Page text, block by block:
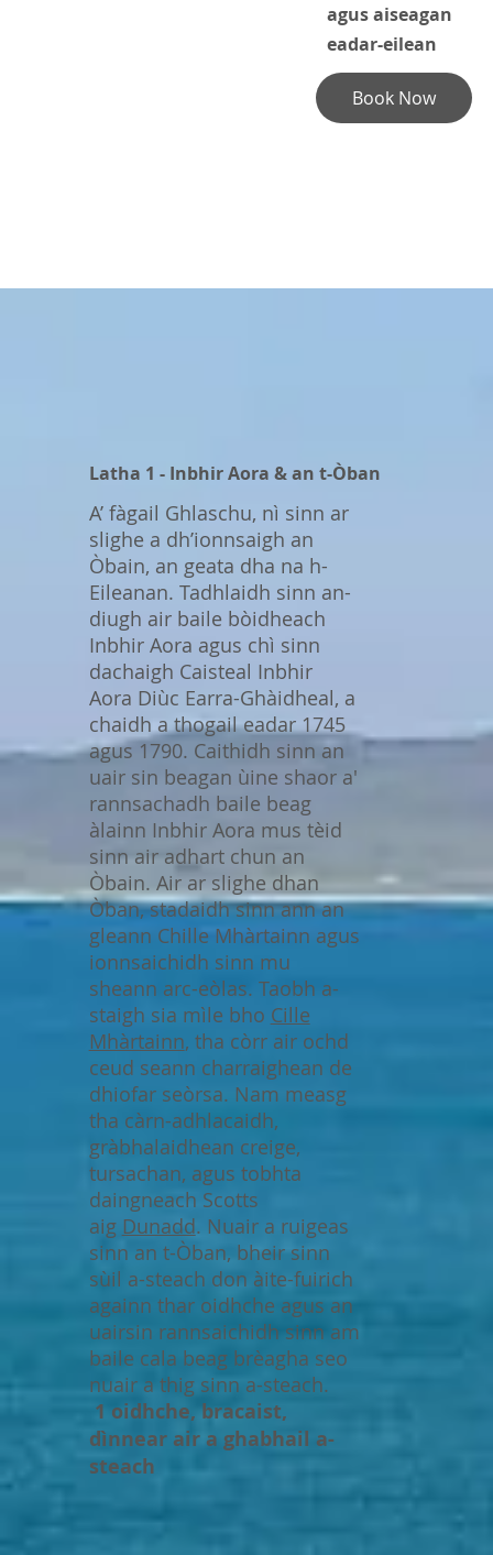
Latha 1 - Inbhir Aora & an t-Òban
A’ fàgail Ghlaschu, nì sinn ar
slighe a dh’ionnsaigh an
Òbain, an geata dha na h-
Eileanan. Tadhlaidh sinn an-
diugh air baile bòidheach
Inbhir Aora agus chì sinn
dachaigh Caisteal Inbhir
Aora Diùc Earra-Ghàidheal, a
chaidh a thogail eadar 1745
agus 1790. Caithidh sinn an
uair sin beagan ùine shaor a'
rannsachadh baile beag
àlainn Inbhir Aora mus tèid
sinn air adhart chun an
Òbain. Air ar slighe dhan
Òban, stadaidh sinn ann an
gleann Chille Mhàrtainn agus
ionnsaichidh sinn mu
sheann arc-eòlas. Taobh a-
staigh sia mìle bho Cille
Mhàrtainn, tha còrr air ochd
ceud seann charraighean de
dhiofar seòrsa. Nam measg
tha càrn-adhlacaidh,
gràbhalaidhean creige,
tursachan, agus tobhta
daingneach Scotts
aig Dunadd. Nuair a ruigeas
sinn an t-Òban, bheir sinn
sùil a-steach don àite-fuirich
againn thar oidhche agus an
uairsin rannsaichidh sinn am
baile cala beag brèagha seo
nuair a thig sinn a-steach.
1 oidhche, bracaist,
dìnnear air a ghabhail a-
steach
agus aiseagan
eadar-eilean
Book Now